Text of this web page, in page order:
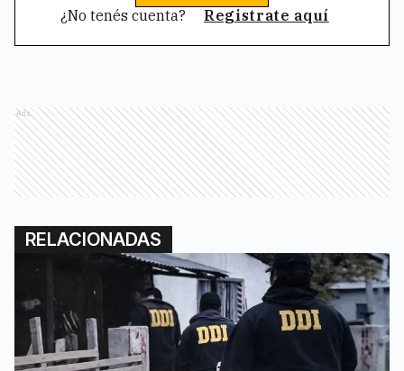
¿No tenés cuenta? Registrate aquí
Ads
RELACIONADAS